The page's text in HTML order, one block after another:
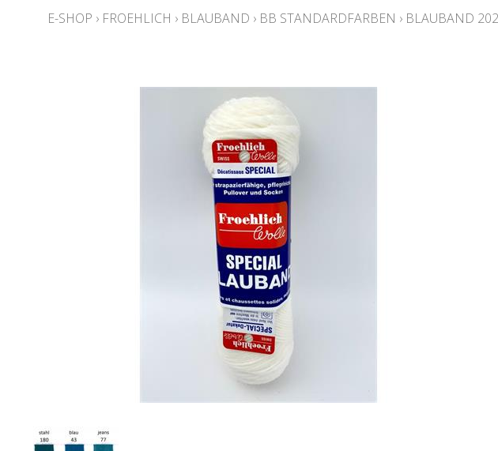
E-SHOP › FROEHLICH › BLAUBAND › BB STANDARDFARBEN › BLAUBAND